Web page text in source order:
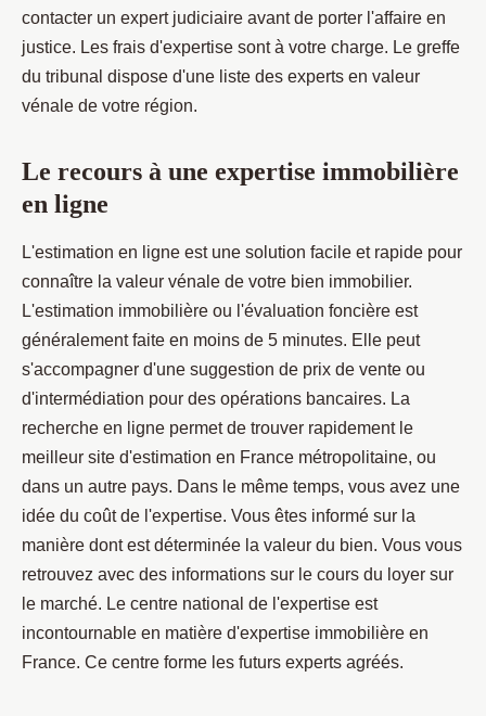
contacter un expert judiciaire avant de porter l'affaire en
justice. Les frais d'expertise sont à votre charge. Le greffe
du tribunal dispose d'une liste des experts en valeur
vénale de votre région.
Le recours à une expertise immobilière
en ligne
L'estimation en ligne est une solution facile et rapide pour
connaître la valeur vénale de votre bien immobilier.
L'estimation immobilière ou l'évaluation foncière est
généralement faite en moins de 5 minutes. Elle peut
s'accompagner d'une suggestion de prix de vente ou
d'intermédiation pour des opérations bancaires. La
recherche en ligne permet de trouver rapidement le
meilleur site d'estimation en France métropolitaine, ou
dans un autre pays. Dans le même temps, vous avez une
idée du coût de l'expertise. Vous êtes informé sur la
manière dont est déterminée la valeur du bien. Vous vous
retrouvez avec des informations sur le cours du loyer sur
le marché. Le centre national de l'expertise est
incontournable en matière d'expertise immobilière en
France. Ce centre forme les futurs experts agréés.